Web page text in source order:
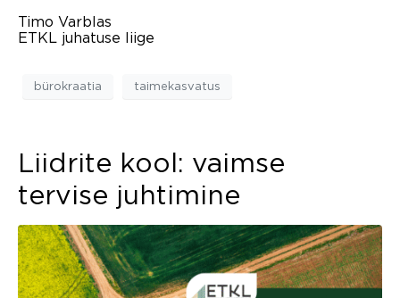
Timo Varblas
ETKL juhatuse liige
bürokraatia taimekasvatus
Liidrite kool: vaimse
tervise juhtimine